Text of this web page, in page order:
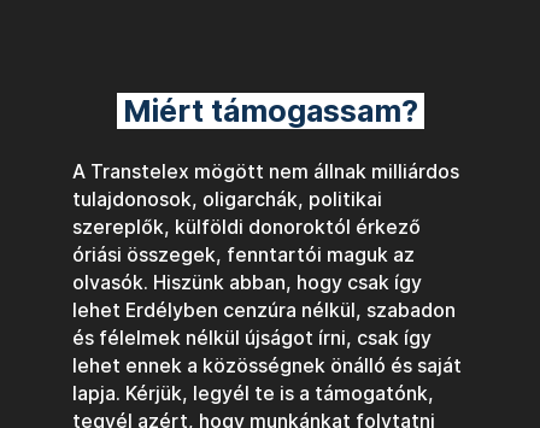
Miért támogassam?
A Transtelex mögött nem állnak milliárdos
tulajdonosok, oligarchák, politikai
szereplők, külföldi donoroktól érkező
óriási összegek, fenntartói maguk az
olvasók. Hiszünk abban, hogy csak így
lehet Erdélyben cenzúra nélkül, szabadon
és félelmek nélkül újságot írni, csak így
lehet ennek a közösségnek önálló és saját
lapja. Kérjük, legyél te is a támogatónk,
tegyél azért, hogy munkánkat folytatni